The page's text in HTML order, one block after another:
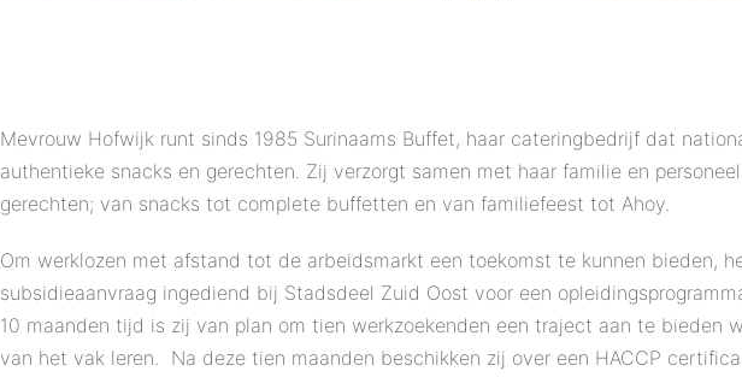
Mevrouw Hofwijk runt sinds 1985 Surinaams Buffet, haar cateringbedrijf dat
authentieke snacks en gerechten. Zij verzorgt samen met haar familie en
gerechten; van snacks tot complete buffetten en van familiefeest tot Ahoy.
Om werklozen met afstand tot de arbeidsmarkt een toekomst te kunnen bieden,
subsidieaanvraag ingediend bij Stadsdeel Zuid Oost voor een
10 maanden tijd is zij van plan om tien werkzoekenden een traject aan te bieden
van het vak leren. Na deze tien maanden beschikken zij over een HACCP